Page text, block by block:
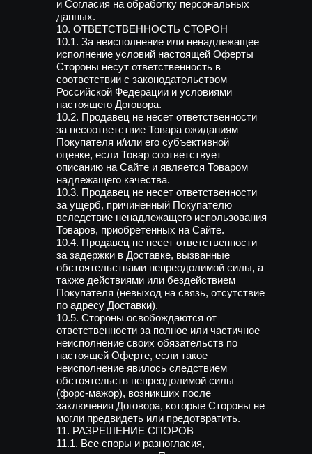
и Согласия на обработку персональных
данных.
10. ОТВЕТСТВЕННОСТЬ СТОРОН
10.1. За неисполнение или ненадлежащее
исполнение условий настоящей Оферты
Стороны несут ответственность в
соответствии с законодательством
Российской Федерации и условиями
настоящего Договора.
10.2. Продавец не несет ответственности
за несоответствие Товара ожиданиям
Покупателя и/или его субъективной
оценке, если Товар соответствует
описанию на Сайте и является Товаром
надлежащего качества.
10.3. Продавец не несет ответственности
за ущерб, причиненный Покупателю
вследствие ненадлежащего использования
Товаров, приобретенных на Сайте.
10.4. Продавец не несет ответственности
за задержки в Доставке, вызванные
обстоятельствами непреодолимой силы, а
также действиями или бездействием
Покупателя (невыход на связь, отсутствие
по адресу Доставки).
10.5. Стороны освобождаются от
ответственности за полное или частичное
неисполнение своих обязательств по
настоящей Оферте, если такое
неисполнение явилось следствием
обстоятельств непреодолимой силы
(форс-мажор), возникших после
заключения Договора, которые Стороны не
могли предвидеть или предотвратить.
11. РАЗРЕШЕНИЕ СПОРОВ
11.1. Все споры и разногласия,